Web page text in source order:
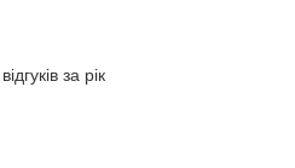
кондитера. Насадки для
на будь-які поверхні
кольорів, написів,
візерунків. Насадки
за рік